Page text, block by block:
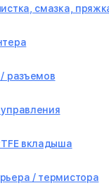
смазка,
разъемов
вкладыша
/ термистора